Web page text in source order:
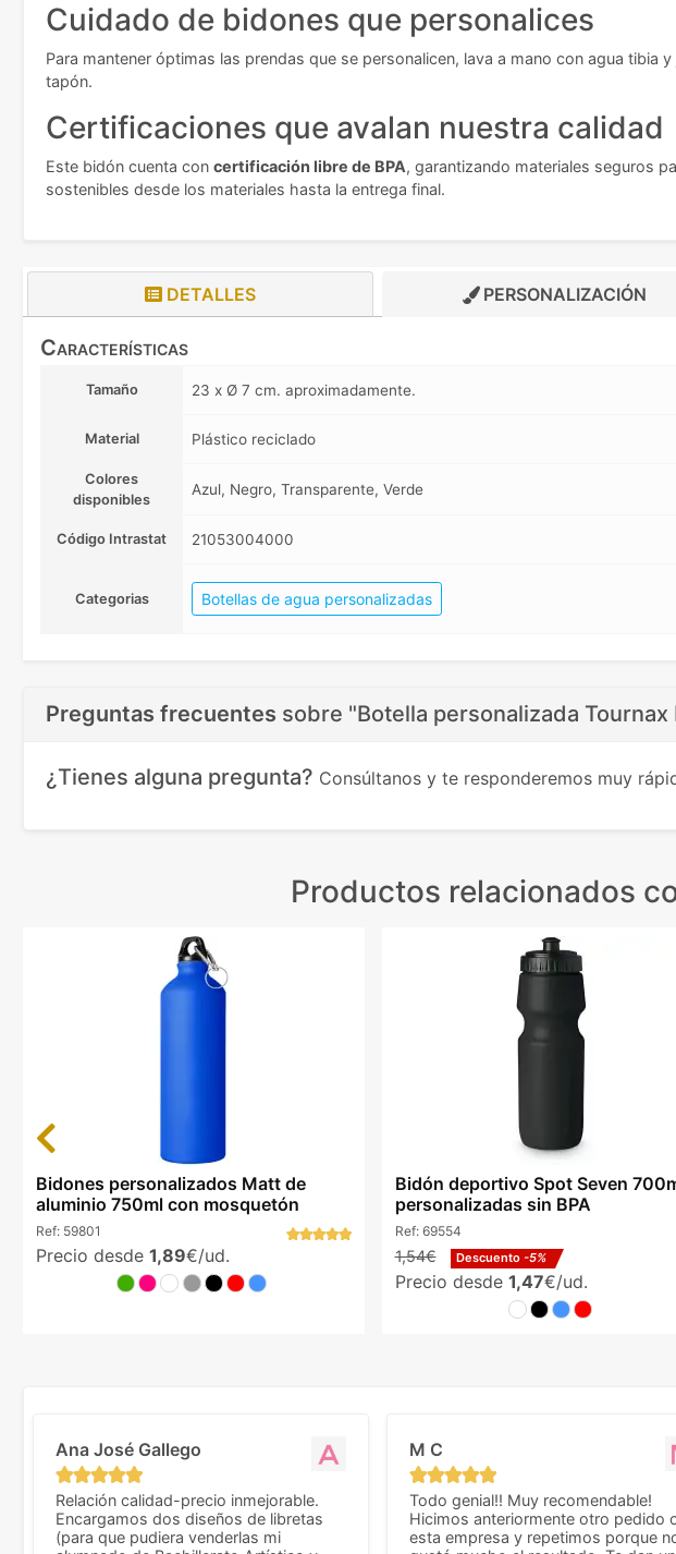
Cuidado de bidones que personalices
Para mantener óptimas las prendas que se personalicen, lava a mano con agua
tapón.
Certificaciones que avalan nuestra calidad
Este bidón cuenta con certificación libre de BPA, garantizando materiales seguros
sostenibles desde los materiales hasta la entrega final.
DETALLES PERSONALIZACIÓN
Características
Tamaño 23 x Ø 7 cm. aproximadamente.
Material Plástico reciclado
Colores
disponibles
Azul, Negro, Transparente, Verde
Código Intrastat 21053004000
Categorias Botellas de agua personalizadas
Preguntas frecuentes sobre "Botella personalizada
¿Tienes alguna pregunta? Consúltanos y te responderemos muy
Productos relacionados
Bidones personalizados Matt de
aluminio 750ml con mosquetón
Ref: 59801
Precio desde 1,89€/ud.
Bidón deportivo Spot Seven
personalizadas sin BPA
Ref: 69554
1,54€ Descuento -5%
Precio desde 1,47€/ud.
Previous
Ana José Gallego
Relación calidad-precio inmejorable.
Encargamos dos diseños de libretas
(para que pudiera venderlas mi
M C
Todo genial!! Muy recomendable!
Hicimos anteriormente otro pedido
esta empresa y repetimos porque